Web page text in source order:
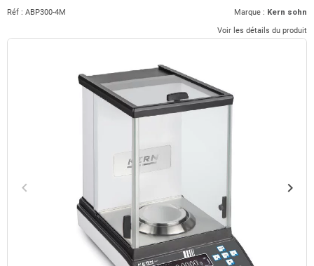
Réf : ABP300-4M Marque : Kern sohn
Voir les détails du produit
Précédent
keyboard_arrow_left keyboard_arrow_right